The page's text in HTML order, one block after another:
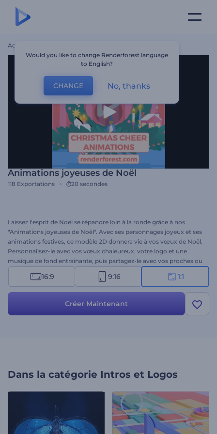
Accueil
Animations joyeuses de Noël
118 Exportations 20 secondes
Laissez l'esprit de Noël se répandre loin à la ronde grâce à nos
"Animations joyeuses de Noël". Avec ses personnages joyeux et ses
animations festives, ce modèle 2D donnera vie à vos vœux de Noël.
Personnalisez-le avec vos vœux chaleureux, votre logo et une
musique de fond entraînante, puis partagez-le avec vos proches ou
sur les réseaux sociaux. Il est parfait pour les vidéos de vœux, les
invitations à des événements, les promotions saisonnières et
16:9 9:16 1:1
Créer Maintenant
Dans la catégorie Intros et Logos
Would you like to change Renderforest language
to English?
CHANGE No, thanks